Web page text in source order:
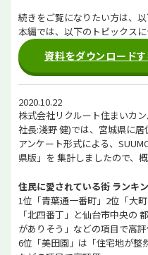
続きをご覧になりたい方は、
本編では、以下のトピックス
資料をダウンロード
2020.10.22
株式会社リクルート住まいカ
社長:淺野 健)では、宮城県に
アンケート形式による、
県版」を 集計しましたので、
住民に愛されている街 ランキ
1位「青葉通一番町」2位「大
「北四番丁」と仙台市中央の
がありそう」などの項目で高評
6位「美田園」は「住宅地が整